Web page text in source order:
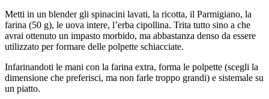
Metti in un blender gli spinacini lavati, la ricotta, il Parmigiano, la
farina (50 g), le uova intere, l’erba cipollina. Trita tutto sino a che
avrai ottenuto un impasto morbido, ma abbastanza denso da essere
utilizzato per formare delle polpette schiacciate.
Infarinandoti le mani con la farina extra, forma le polpette (scegli la
dimensione che preferisci, ma non farle troppo grandi) e sistemale su
un piatto.